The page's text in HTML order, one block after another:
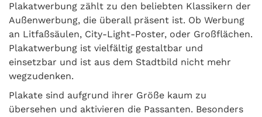
Plakatwerbung zählt zu den beliebten Klassikern der
Außenwerbung, die überall präsent ist. Ob Werbung
an Litfaßsäulen, City-Light-Poster, oder Großflächen.
Plakatwerbung ist vielfältig gestaltbar und
einsetzbar und ist aus dem Stadtbild nicht mehr
wegzudenken.
Plakate sind aufgrund ihrer Größe kaum zu
übersehen und aktivieren die Passanten. Besonders